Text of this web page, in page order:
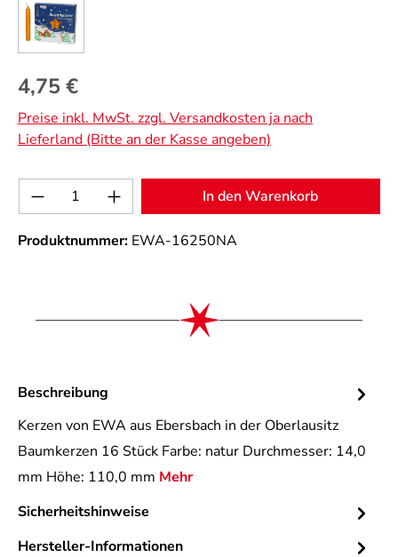
Regulärer Preis:
4,75 €
Preise inkl. MwSt. zzgl. Versandkosten ja nach
Lieferland (Bitte an der Kasse angeben)
Produkt Anzahl: Gib den gewünschten
In den Warenkorb
Produktnummer: EWA-16250NA
Beschreibung
Kerzen von EWA aus Ebersbach in der Oberlausitz
Baumkerzen 16 Stück Farbe: natur Durchmesser: 14,0
mm Höhe: 110,0 mm Mehr
Sicherheitshinweise
Hersteller-Informationen